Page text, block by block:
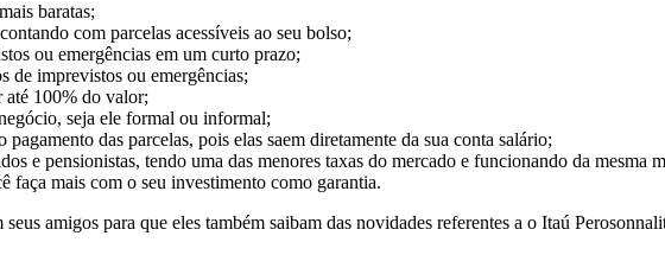
baratas;
com parcelas acessíveis ao seu bolso;
ou emergências em um curto prazo;
de imprevistos ou emergências;
até 100% do valor;
seja ele formal ou informal;
das parcelas, pois elas saem diretamente da sua conta salário;
e pensionistas, tendo uma das menores taxas do mercado e funcionando da mesma
faça mais com o seu investimento como garantia.
amigos para que eles também saibam das novidades referentes a o Itaú